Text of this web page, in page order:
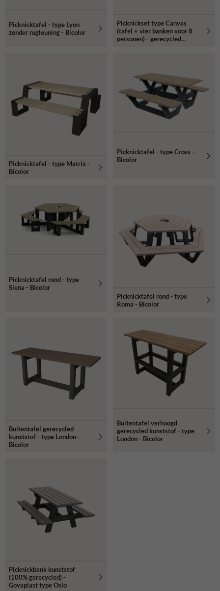
Picknicktafel - type Lyon
zonder rugleuning - Bicolor
Picknickset type Canvas
(tafel + vier banken voor 8
personen) - gerecycled
Picknicktafel - type Matrix -
Bicolor
Picknicktafel - type Cross -
Bicolor
Picknicktafel rond - type
Siena - Bicolor
Picknicktafel rond - type
Roma - Bicolor
Buitentafel gerecycled
kunststof - type London -
Bicolor
Buitentafel verhoogd
gerecycled kunststof - type
London - Bicolor
Picknickbank kunststof
(100% gerecycled) -
Govaplast type Oslo